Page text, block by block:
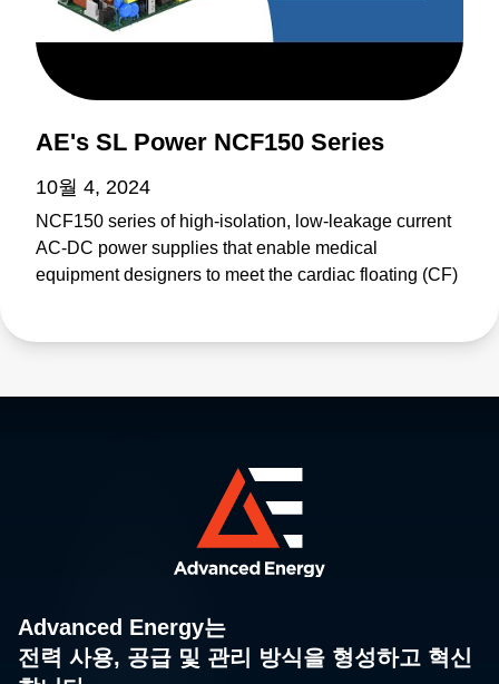
AE's SL Power NCF150 Series
10월 4, 2024
NCF150 series of high-isolation, low-leakage current
AC-DC power supplies that enable medical
equipment designers to meet the cardiac floating (CF)
Advanced Energy는
전력 사용, 공급 및 관리 방식을 형성하고 혁신